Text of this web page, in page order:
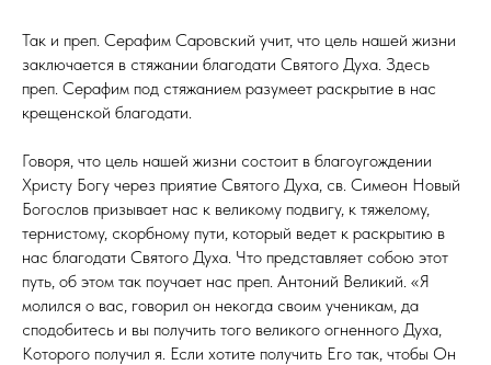
Так и преп. Серафим Саровский учит, что цель нашей жизни
заключается в стяжании благодати Святого Духа. Здесь
преп. Серафим под стяжанием разумеет раскрытие в нас
крещенской благодати.
Говоря, что цель нашей жизни состоит в благоугождении
Христу Богу через приятие Святого Духа, св. Симеон Новый
Богослов призывает нас к великому подвигу, к тяжелому,
тернистому, скорбному пути, который ведет к раскрытию в
нас благодати Святого Духа. Что представляет собою этот
путь, об этом так поучает нас преп. Антоний Великий. «Я
молился о вас, говорил он некогда своим ученикам, да
сподобитесь и вы получить того великого огненного Духа,
Которого получил я. Если хотите получить Его так, чтобы Он